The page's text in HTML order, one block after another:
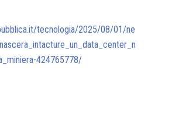
tecnologia/2025/08/01/ne
424765778/